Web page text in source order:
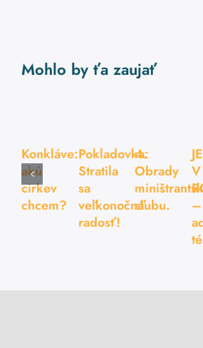
Mohlo by ťa zaujať
Konkláve:
akú
cirkev
chcem?
Pokladovka:
Stratila
sa
veľkonočná
radosť!
4.
Obrady
sľubu.
V